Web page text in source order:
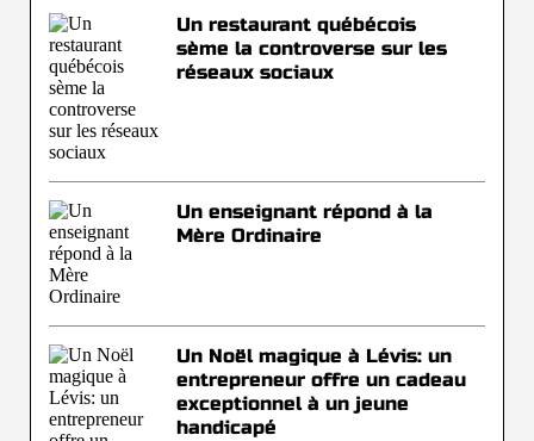
Un restaurant québécois
sème la controverse sur les
réseaux sociaux
Un enseignant répond à la
Mère Ordinaire
Un Noël magique à Lévis: un
entrepreneur offre un cadeau
exceptionnel à un jeune
handicapé